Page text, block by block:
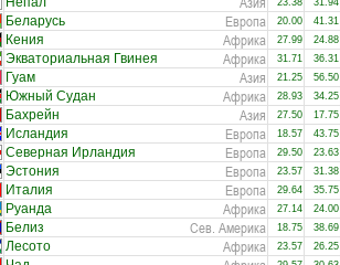
23.38 31.94
Беларусь Европа 20.00 41.31
Кения Африка 27.99 24.88
Экваториальная Гвинея Африка 31.71 36.31
Гуам Азия 21.25 56.50
Южный Судан Африка 28.93 34.25
Бахрейн Азия 27.50 17.75
Исландия Европа 18.57 43.75
Северная Ирландия Европа 29.50 23.63
Эстония Европа 23.57 31.38
Италия Европа 29.64 35.75
Руанда Африка 27.14 24.00
Белиз Сев. Америка 18.75 38.69
Лесото Африка 23.57 26.25